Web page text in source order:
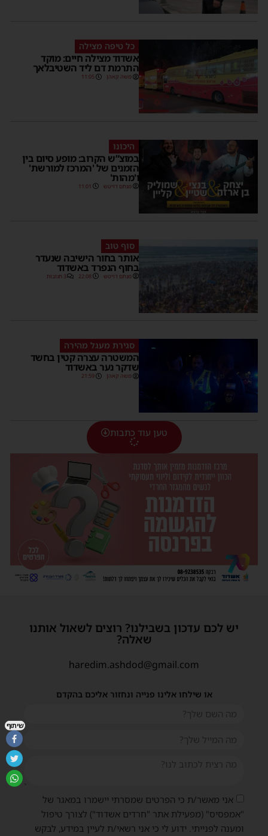
כל טיפה מצילה
אשדוד מצילה חיים: מוקד
התרמת דם ליד השטיבלאך
משה קאהן 11:05
היכונו
במוצ”ש הקרוב: מופע סיום בין
הזמנים של 'המרכז למורשת'
ו'מהות'
מנחם דויטש 11:01
סוף טוב
אותר בחור הישיבה שנעדר
בחוף הנפרד באשדוד
מנחם דויטש 22:08 3 תגובות
סגירת מעגל מהירה
המשטרה עצרה קטין בחשד
שדקר נער באשדוד
משה קאהן 21:59
טען עוד כתבות
יש לכם עדכון בשבילנו? רוצים לשאול אותנו
שאלה?
haredim.ashdod@gmail.com
או שילחו אלינו פנייה ונחזור אליכם בהקדם
אני מאשר/ת כי הפרטים שמסרתי יישמרו במאגר של
"אמפסיס" (מפעילת אתר "חרדים אשדוד") לצורך טיפול
ומענה לפנייתי. ידוע לי כי אני רשאי/ת לעיין במידע, לבקש
שיתוף